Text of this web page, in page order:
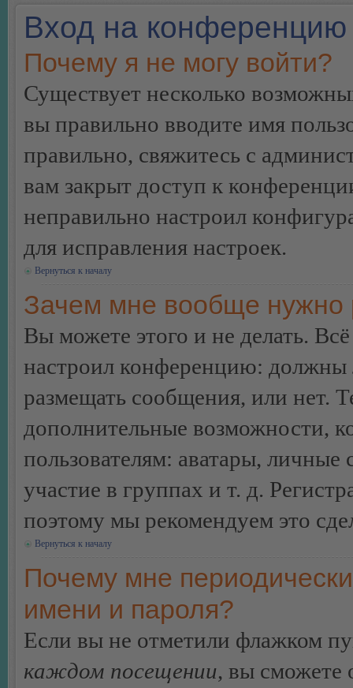
Вход на конференцию
Почему я не могу войти?
Существует несколько
вы правильно вводите имя
правильно, свяжитесь с
вам закрыт доступ к
неправильно настроил
для исправления настроек.
Вернуться к началу
Зачем мне вообще нужно
Вы можете этого и не делать.
настроил конференцию: должны
размещать сообщения, или нет.
дополнительные возможности,
пользователям: аватары,
участие в группах и т. д.
поэтому мы рекомендуем это
Вернуться к началу
Почему мне
имени и пароля?
Если вы не отметили флажком
каждом посещении, вы сможете